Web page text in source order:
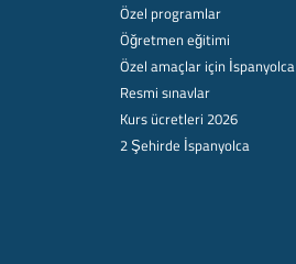
Özel programlar
Öğretmen eğitimi
Özel amaçlar için İspanyolca
Resmi sınavlar
Kurs ücretleri 2026
2 Şehirde İspanyolca